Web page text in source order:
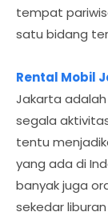
tempat
satu bidang
Rental Mobil
Jakarta
segala
tentu
yang ada di
banyak juga
sekedar